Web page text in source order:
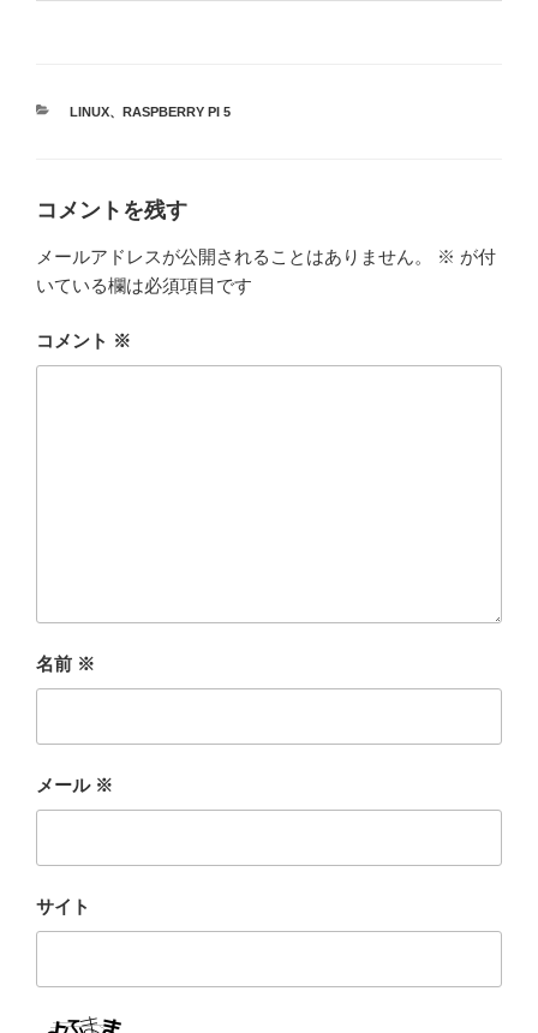
カ
LINUX、 RASPBERRY PI 5
コメントを残す
メールアドレスが公開されることはありません。 ※ が付
いている欄は必須項目です
コメント ※
名前 ※
メール ※
サイト